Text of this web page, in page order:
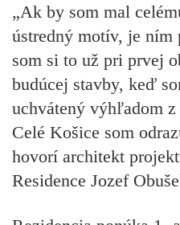
„Ak by som mal
ústredný motív, je ním
som si to už pri prvej
budúcej stavby, keď
uchvátený výhľadom
Celé Košice som
hovorí architekt
Residence Jozef